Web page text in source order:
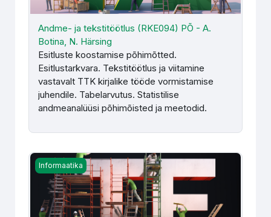
Andme- ja tekstitöötlus (RKE094) PÕ - A.
Botina, N. Härsing
Esitluste koostamise põhimõtted.
Esitlustarkvara. Tekstitöötlus ja viitamine
vastavalt TTK kirjalike tööde vormistamise
juhendile. Tabelarvutus. Statistilise
andmeanalüüsi põhimõisted ja meetodid.
Andme- ja tekstitöötlus (RKE094) SÕ - A. Botina
Informaatika